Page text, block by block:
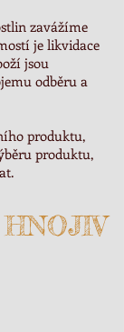
zavážíme
je likvidace
jsou
odběru a
produktu,
produktu,
.